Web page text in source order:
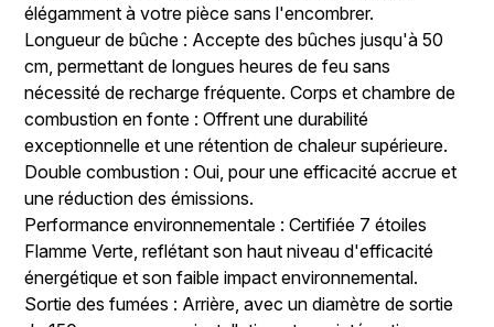
élégamment à votre pièce sans l'encombrer.
Longueur de bûche : Accepte des bûches jusqu'à 50
cm, permettant de longues heures de feu sans
nécessité de recharge fréquente. Corps et chambre de
combustion en fonte : Offrent une durabilité
exceptionnelle et une rétention de chaleur supérieure.
Double combustion : Oui, pour une efficacité accrue et
une réduction des émissions.
Performance environnementale : Certifiée 7 étoiles
Flamme Verte, reflétant son haut niveau d'efficacité
énergétique et son faible impact environnemental.
Sortie des fumées : Arrière, avec un diamètre de sortie